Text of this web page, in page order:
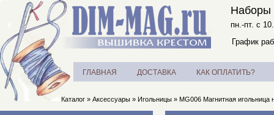
Наборы
пн.-пт. с
График
ГЛАВНАЯ ДОСТАВКА КАК ОПЛАТИТЬ?
Каталог » Аксессуары » Игольницы » MG006 Магнитная